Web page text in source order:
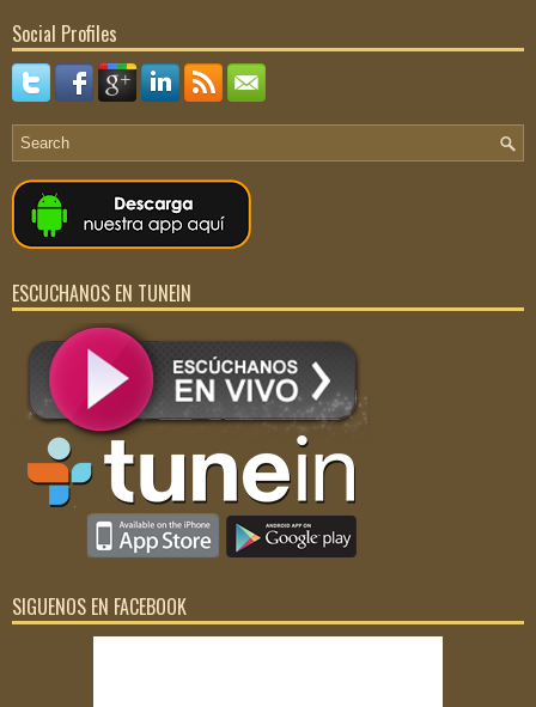
Social Profiles
ESCUCHANOS EN TUNEIN
SIGUENOS EN FACEBOOK